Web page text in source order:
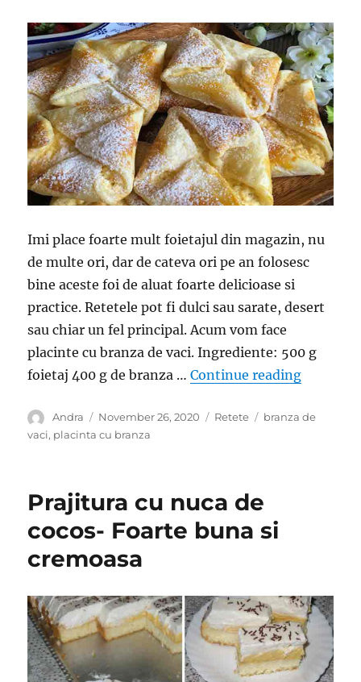
Imi place foarte mult foietajul din magazin, nu
de multe ori, dar de cateva ori pe an folosesc
bine aceste foi de aluat foarte delicioase si
practice. Retetele pot fi dulci sau sarate, desert
sau chiar un fel principal. Acum vom face
placinte cu branza de vaci. Ingrediente: 500 g
foietaj 400 g de branza …Continue reading
Author
Andra
Posted
on
November 26, 2020 Categories
Retete Tags
branza de
vaci, placinta cu branza
Prajitura cu nuca de
cocos- Foarte buna si
cremoasa